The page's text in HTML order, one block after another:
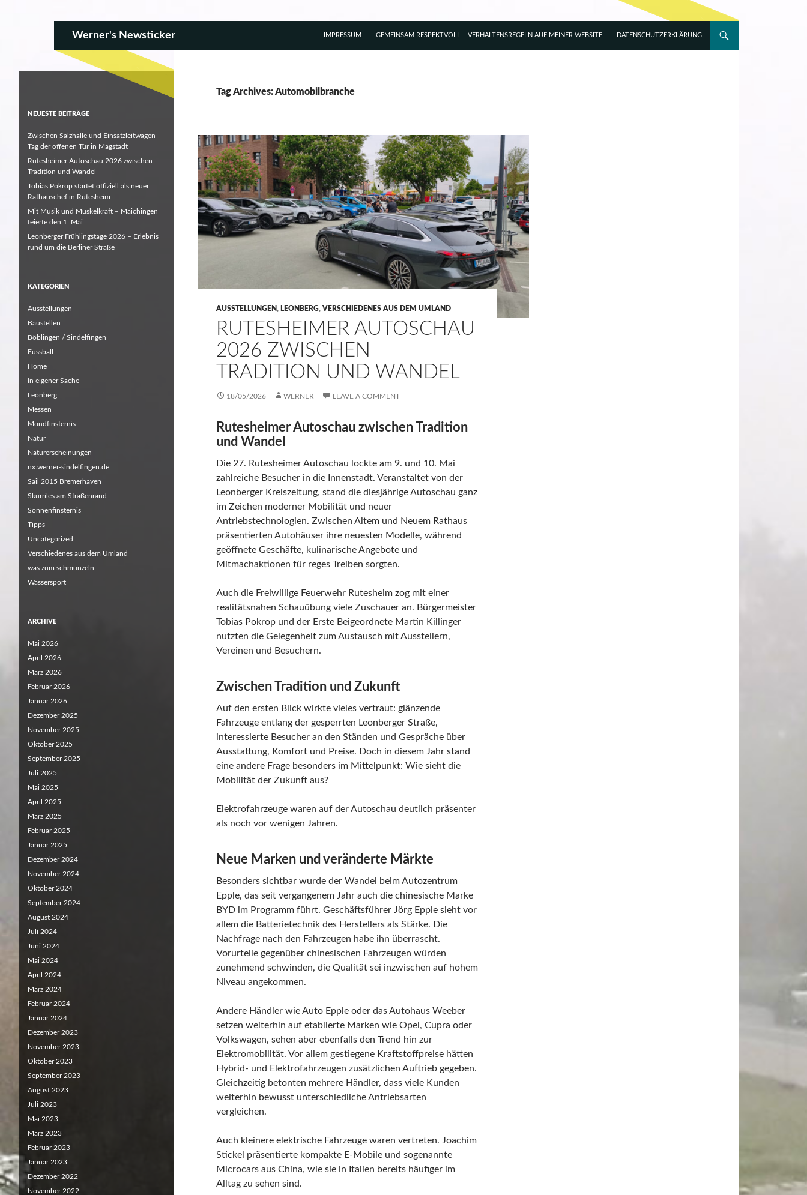
Werner's Newsticker
DATENSCHUTZERKLÄRUNG
GEMEINSAM RESPEKTVOLL – VERHALTENSREGELN AUF MEINER WEBSITE
IMPRESSUM
Tag Archives: Automobilbranche
AUSSTELLUNGEN, LEONBERG, VERSCHIEDENES AUS DEM UMLAND
RUTESHEIMER AUTOSCHAU
2026 ZWISCHEN
TRADITION UND WANDEL
18/05/2026 WERNER LEAVE A COMMENT
Rutesheimer Autoschau zwischen Tradition
und Wandel
Die 27. Rutesheimer Autoschau lockte am 9. und 10. Mai
zahlreiche Besucher in die Innenstadt. Veranstaltet von der
Leonberger Kreiszeitung, stand die diesjährige Autoschau ganz
im Zeichen moderner Mobilität und neuer
Antriebstechnologien. Zwischen Altem und Neuem Rathaus
präsentierten Autohäuser ihre neuesten Modelle, während
geöffnete Geschäfte, kulinarische Angebote und
Mitmachaktionen für reges Treiben sorgten.
Auch die Freiwillige Feuerwehr Rutesheim zog mit einer
realitätsnahen Schauübung viele Zuschauer an. Bürgermeister
Tobias Pokrop und der Erste Beigeordnete Martin Killinger
nutzten die Gelegenheit zum Austausch mit Ausstellern,
Vereinen und Besuchern.
Zwischen Tradition und Zukunft
Auf den ersten Blick wirkte vieles vertraut: glänzende
Fahrzeuge entlang der gesperrten Leonberger Straße,
interessierte Besucher an den Ständen und Gespräche über
Ausstattung, Komfort und Preise. Doch in diesem Jahr stand
eine andere Frage besonders im Mittelpunkt: Wie sieht die
Mobilität der Zukunft aus?
Elektrofahrzeuge waren auf der Autoschau deutlich präsenter
als noch vor wenigen Jahren.
Neue Marken und veränderte Märkte
Besonders sichtbar wurde der Wandel beim Autozentrum
Epple, das seit vergangenem Jahr auch die chinesische Marke
BYD im Programm führt. Geschäftsführer Jörg Epple sieht vor
allem die Batterietechnik des Herstellers als Stärke. Die
Nachfrage nach den Fahrzeugen habe ihn überrascht.
Vorurteile gegenüber chinesischen Fahrzeugen würden
zunehmend schwinden, die Qualität sei inzwischen auf hohem
Niveau angekommen.
Andere Händler wie Auto Epple oder das Autohaus Weeber
setzen weiterhin auf etablierte Marken wie Opel, Cupra oder
Volkswagen, sehen aber ebenfalls den Trend hin zur
Elektromobilität. Vor allem gestiegene Kraftstoffpreise hätten
Hybrid- und Elektrofahrzeugen zusätzlichen Auftrieb gegeben.
Gleichzeitig betonten mehrere Händler, dass viele Kunden
weiterhin bewusst unterschiedliche Antriebsarten
vergleichen.
Auch kleinere elektrische Fahrzeuge waren vertreten. Joachim
Stickel präsentierte kompakte E-Mobile und sogenannte
Microcars aus China, wie sie in Italien bereits häufiger im
Alltag zu sehen sind.
NEUESTE BEITRÄGE
Zwischen Salzhalle und Einsatzleitwagen –
Tag der offenen Tür in Magstadt
Rutesheimer Autoschau 2026 zwischen
Tradition und Wandel
Tobias Pokrop startet offiziell als neuer
Rathauschef in Rutesheim
Mit Musik und Muskelkraft – Maichingen
feierte den 1. Mai
Leonberger Frühlingstage 2026 – Erlebnis
rund um die Berliner Straße
KATEGORIEN
Ausstellungen
Baustellen
Böblingen / Sindelfingen
Fussball
Home
In eigener Sache
Leonberg
Messen
Mondfinsternis
Natur
Naturerscheinungen
nx.werner-sindelfingen.de
Sail 2015 Bremerhaven
Skurriles am Straßenrand
Sonnenfinsternis
Tipps
Uncategorized
Verschiedenes aus dem Umland
was zum schmunzeln
Wassersport
ARCHIVE
Mai 2026
April 2026
März 2026
Februar 2026
Januar 2026
Dezember 2025
November 2025
Oktober 2025
September 2025
Juli 2025
Mai 2025
April 2025
März 2025
Februar 2025
Januar 2025
Dezember 2024
November 2024
Oktober 2024
September 2024
August 2024
Juli 2024
Juni 2024
Mai 2024
April 2024
März 2024
Februar 2024
Januar 2024
Dezember 2023
November 2023
Oktober 2023
September 2023
August 2023
Juli 2023
Mai 2023
März 2023
Februar 2023
Januar 2023
Dezember 2022
November 2022